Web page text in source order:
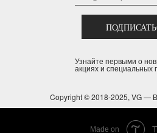
Copyright © 2018-2025, VG —
Узнайте первыми о
акциях и специальных
Made on